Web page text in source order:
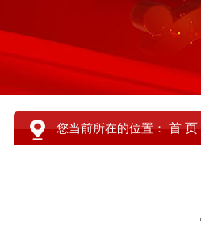
您当前所在的位置：首 页